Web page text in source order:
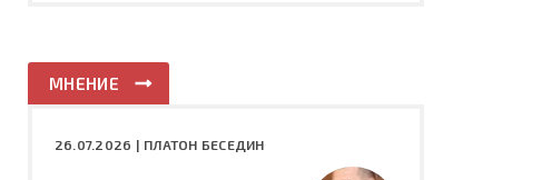
МНЕНИЕ
26.07.2026 | ПЛАТОН БЕСЕДИН